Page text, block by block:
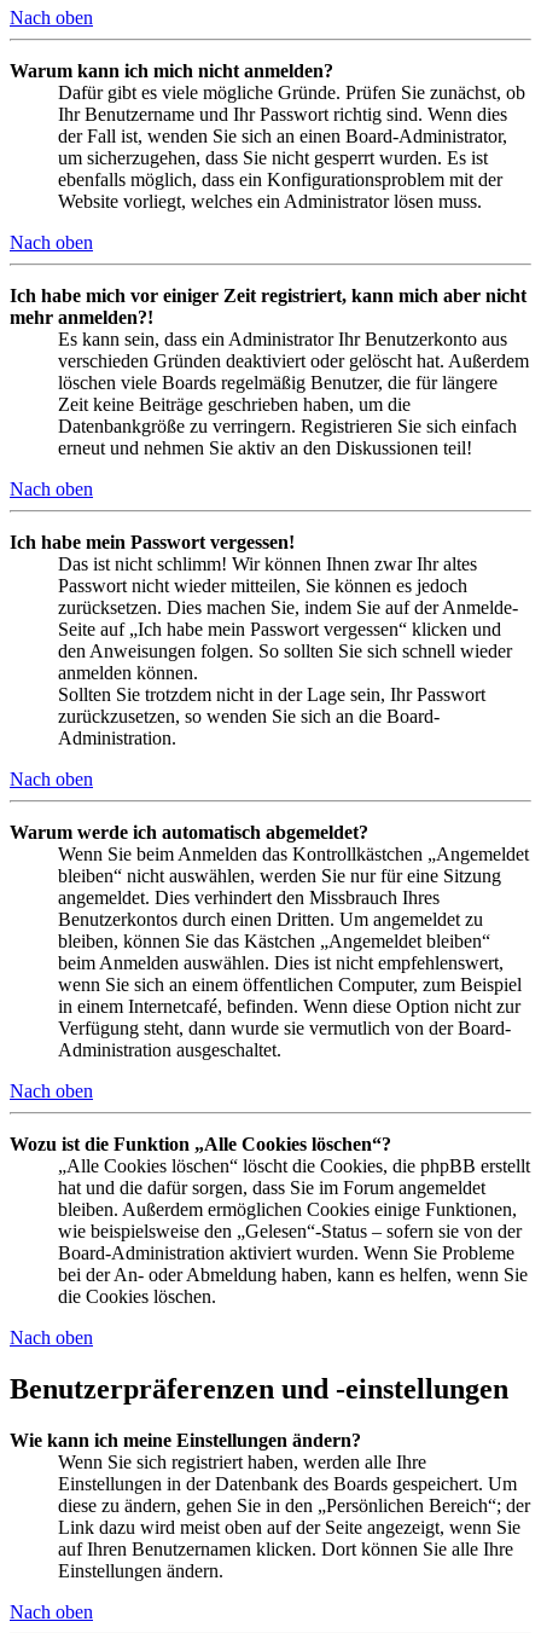
Nach oben
Warum kann ich mich nicht anmelden?
Dafür gibt es viele mögliche Gründe. Prüfen Sie zunächst, ob
Ihr Benutzername und Ihr Passwort richtig sind. Wenn dies
der Fall ist, wenden Sie sich an einen Board-Administrator,
um sicherzugehen, dass Sie nicht gesperrt wurden. Es ist
ebenfalls möglich, dass ein Konfigurationsproblem mit der
Website vorliegt, welches ein Administrator lösen muss.
Nach oben
Ich habe mich vor einiger Zeit registriert, kann mich aber nicht
mehr anmelden?!
Es kann sein, dass ein Administrator Ihr Benutzerkonto aus
verschieden Gründen deaktiviert oder gelöscht hat. Außerdem
löschen viele Boards regelmäßig Benutzer, die für längere
Zeit keine Beiträge geschrieben haben, um die
Datenbankgröße zu verringern. Registrieren Sie sich einfach
erneut und nehmen Sie aktiv an den Diskussionen teil!
Nach oben
Ich habe mein Passwort vergessen!
Das ist nicht schlimm! Wir können Ihnen zwar Ihr altes
Passwort nicht wieder mitteilen, Sie können es jedoch
zurücksetzen. Dies machen Sie, indem Sie auf der Anmelde-
Seite auf „Ich habe mein Passwort vergessen“ klicken und
den Anweisungen folgen. So sollten Sie sich schnell wieder
anmelden können.
Sollten Sie trotzdem nicht in der Lage sein, Ihr Passwort
zurückzusetzen, so wenden Sie sich an die Board-
Administration.
Nach oben
Warum werde ich automatisch abgemeldet?
Wenn Sie beim Anmelden das Kontrollkästchen „Angemeldet
bleiben“ nicht auswählen, werden Sie nur für eine Sitzung
angemeldet. Dies verhindert den Missbrauch Ihres
Benutzerkontos durch einen Dritten. Um angemeldet zu
bleiben, können Sie das Kästchen „Angemeldet bleiben“
beim Anmelden auswählen. Dies ist nicht empfehlenswert,
wenn Sie sich an einem öffentlichen Computer, zum Beispiel
in einem Internetcafé, befinden. Wenn diese Option nicht zur
Verfügung steht, dann wurde sie vermutlich von der Board-
Administration ausgeschaltet.
Nach oben
Wozu ist die Funktion „Alle Cookies löschen“?
„Alle Cookies löschen“ löscht die Cookies, die phpBB erstellt
hat und die dafür sorgen, dass Sie im Forum angemeldet
bleiben. Außerdem ermöglichen Cookies einige Funktionen,
wie beispielsweise den „Gelesen“-Status – sofern sie von der
Board-Administration aktiviert wurden. Wenn Sie Probleme
bei der An- oder Abmeldung haben, kann es helfen, wenn Sie
die Cookies löschen.
Nach oben
Benutzerpräferenzen und -einstellungen
Wie kann ich meine Einstellungen ändern?
Wenn Sie sich registriert haben, werden alle Ihre
Einstellungen in der Datenbank des Boards gespeichert. Um
diese zu ändern, gehen Sie in den „Persönlichen Bereich“; der
Link dazu wird meist oben auf der Seite angezeigt, wenn Sie
auf Ihren Benutzernamen klicken. Dort können Sie alle Ihre
Einstellungen ändern.
Nach oben